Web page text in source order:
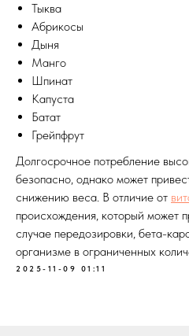
Тыква
Абрикосы
Дыня
Манго
Шпинат
Капуста
Батат
Грейпфрут
Долгосрочное потребление
безопасно, однако может
снижению веса. В отличие от
происхождения, который может
случае передозировки, бета-
организме в ограниченных
2025-11-09 01:11